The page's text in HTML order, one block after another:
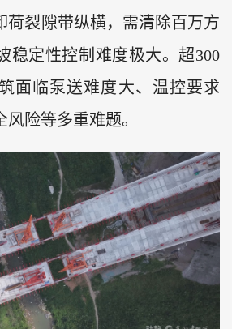
荷裂隙带纵横，需清除百万方
稳定性控制难度极大。超300
面临泵送难度大、温控要求
险等多重难题。